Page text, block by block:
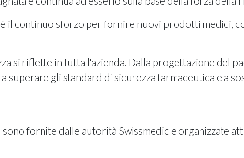
il continuo sforzo per fornire nuovi prodotti medici,
si riflette in tutta l'azienda. Dalla progettazione del
superare gli standard di sicurezza farmaceutica e a
fornite dalle autorità Swissmedic e organizzate